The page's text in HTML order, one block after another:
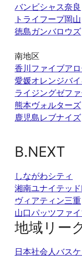
バンビシャス奈良
トライフープ岡山
徳島ガンバロウズ
南地区
香川ファイブア
愛媛オレンジバ
ライジングゼフ
熊本ヴォルターズ
鹿児島レブナイズ
B.NEXT
しながわシティ
湘南ユナイテッ
ヴィアティン三重
山口パッツファ
地域リー
日本社会人バス